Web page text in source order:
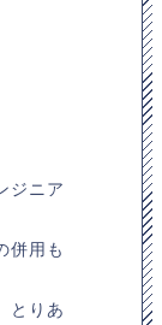
ジニア
併用も
とりあ